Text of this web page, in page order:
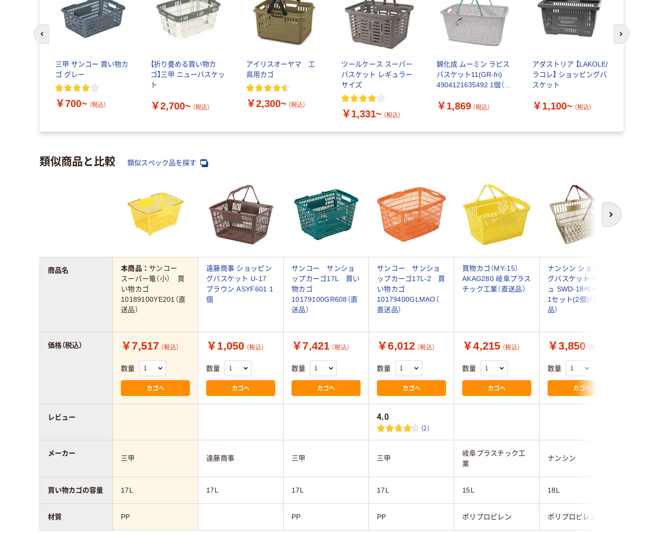
三甲 サンコー 買い物カ
ゴ グレー
￥700~ （税込）
【折り畳める買い物カ
ゴ】三甲 ニューバスケッ
ト
￥2,700~ （税込）
アイリスオーヤマ 工
具用カゴ
￥2,300~ （税込）
ツールケース スーパー
バスケット レギュラー
サイズ
￥1,331~ （税込）
錦化成 ムーミン ラピス
バスケット11(GR-fri)
4904121635492 1個（直
￥1,869 （税込）
アダストリア 【LAKOLE/
ラコレ】 ショッピングバ
スケット
￥1,100~ （税込）
前のスライドへ 次のスライド
類似商品と比較 類似スペック品を探す
次へ
本商品： サンコー
スーパー篭（小） 買
い物カゴ
10189100YE201（直
送品）
遠藤商事 ショッピン
グバスケット U-17
ブラウン ASYF601 1
個
サンコー サンショ
ップカーゴ17L 買い
物カゴ
10179100GR608（直
送品）
サンコー サンショ
ップカーゴ17L-2 買
い物カゴ
10179400GLMAO（
直送品）
買物カゴ（MY-15）
AKAG280 岐阜プラス
チック工業（直送品）
ナンシン ショッピン
グバスケット ベージ
ュ SWD-18ベージュ
1セット(2個)（直送
品）
￥7,517 （税込）
数量
カゴへ
￥1,050 （税込）
数量
カゴへ
￥7,421 （税込）
数量
カゴへ
￥6,012 （税込）
数量
カゴへ
￥4,215 （税込）
数量
カゴへ
￥3,850 （税込）
数量
カゴへ
4.0
(2)
三甲 遠藤商事 三甲 三甲
岐阜プラスチック工
業
ナンシン
17L 17L 17L 17L 15L 18L
PP PP PP ポリプロピレン ポリプロピレン
商品名
価格（税込）
レビュー
メーカー
買い物カゴの容量
材質